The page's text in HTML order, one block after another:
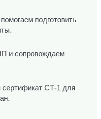
подготовить
и сопровождаем
сертификат СТ-1 для